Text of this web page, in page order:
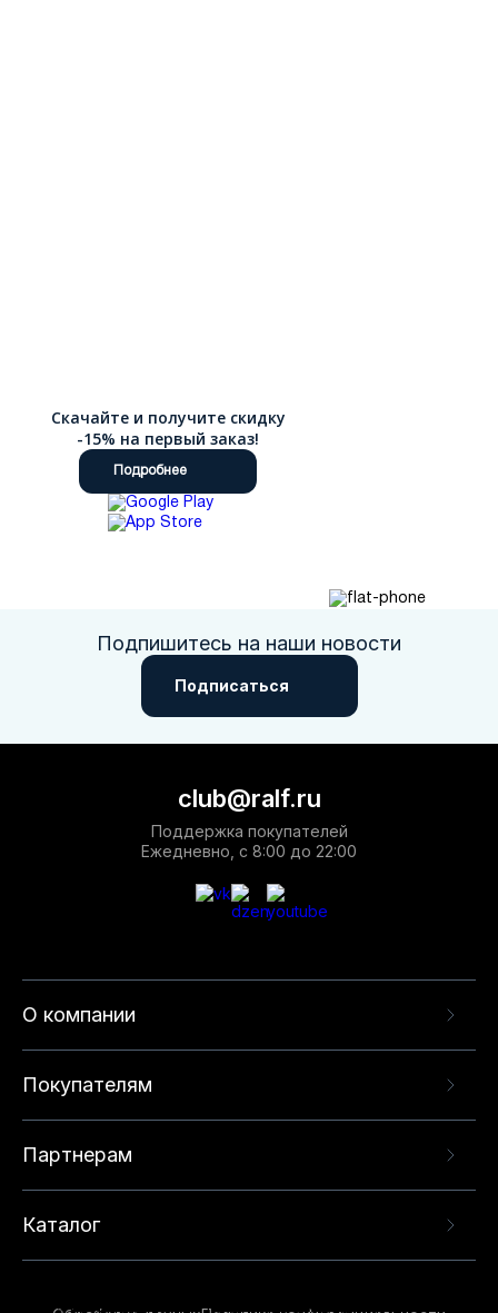
Скачайте и получите скидку
-15% на первый заказ!
Подробнее
Подпишитесь на наши новости
Подписаться
О компании
Покупателям
Партнерам
Каталог
club@ralf.ru
Поддержка покупателей
Ежедневно, с 8:00 до 22:00